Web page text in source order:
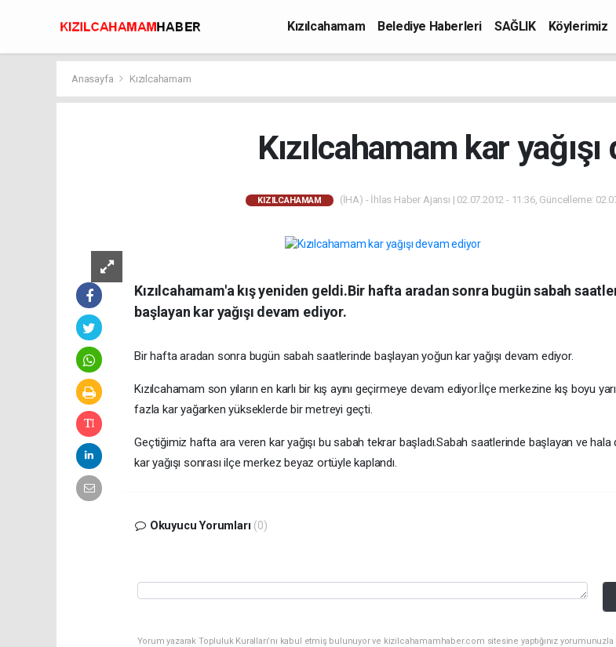
Kızılcahamam Belediye Haberleri SAĞLIK Köylerimiz
Anasayfa Kızılcahamam
Kızılcahamam kar
KIZILCAHAMAM (İHA) - İhlas Haber Ajansı | 02.07.2012 - 11:36, Güncelleme:
Kızılcahamam'a kış yeniden geldi.Bir hafta aradan sonra bugün sabah
başlayan kar yağışı devam ediyor.
Bir hafta aradan sonra bugün sabah saatlerinde başlayan yoğun kar yağışı devam ediyor.
Kızılcahamam son yıların en karlı bir kış ayını geçirmeye devam ediyor.İlçe merkezine kış boyu
fazla kar yağarken yükseklerde bir metreyi geçti.
Geçtiğimiz hafta ara veren kar yağışı bu sabah tekrar başladı.Sabah saatlerinde başlayan ve hala
kar yağışı sonrası ilçe merkez beyaz ortüyle kaplandı.
Okuyucu Yorumları (0)
Yorum yazarak Topluluk Kuralları’nı kabul etmiş bulunuyor ve kizilcahamamhaber.com sitesine yaptığınız